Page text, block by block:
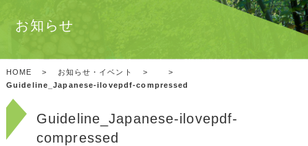
お知らせ
HOME > お知らせ・イベント >
>
Guideline_Japanese-ilovepdf-compressed
Guideline_Japanese-ilovepdf-
compressed